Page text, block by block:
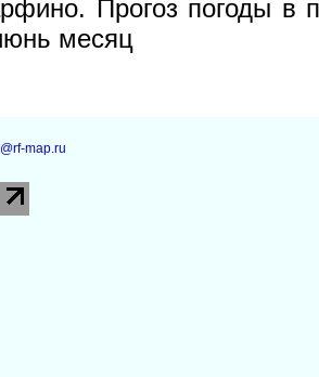
Прогоз погоды в
месяц
map.ru